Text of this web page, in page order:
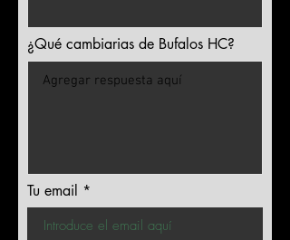
¿Qué cambiarias de Bufalos HC?
Tu email